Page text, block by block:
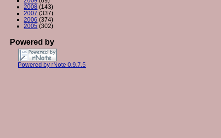
2008 (143)
2007 (337)
2006 (374)
2005 (302)
Powered by
Powered by rNote 0.9.7.5